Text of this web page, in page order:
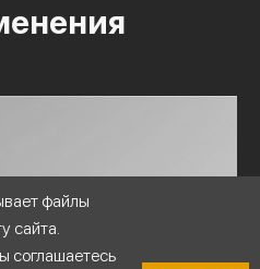
файлы
сайта.
соглашаетесь